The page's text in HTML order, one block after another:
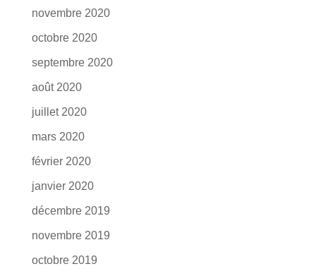
novembre 2020
octobre 2020
septembre 2020
août 2020
juillet 2020
mars 2020
février 2020
janvier 2020
décembre 2019
novembre 2019
octobre 2019